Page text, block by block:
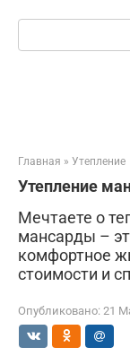
Поиск:
Главная » Утепление
Утепление
Мечтаете о
мансарды –
комфортное
стоимости и
Опубликовано: 21